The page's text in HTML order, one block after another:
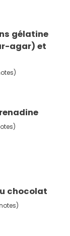
gélatine
agar) et
chocolat